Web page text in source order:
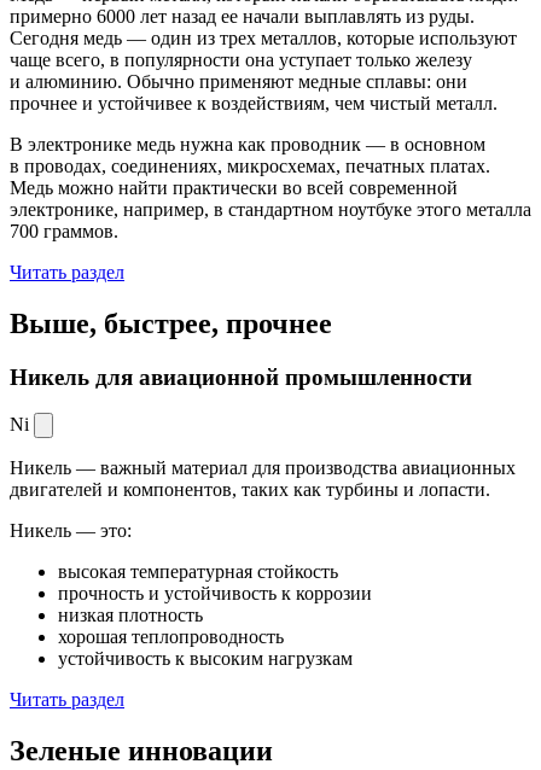
примерно 6000 лет назад ее начали выплавлять из руды.
Сегодня медь — один из трех металлов, которые используют
чаще всего, в популярности она уступает только железу
и алюминию. Обычно применяют медные сплавы: они
прочнее и устойчивее к воздействиям, чем чистый металл.
В электронике медь нужна как проводник — в основном
в проводах, соединениях, микросхемах, печатных платах.
Медь можно найти практически во всей современной
электронике, например, в стандартном ноутбуке этого металла
700 граммов.
Читать раздел
Выше, быстрее, прочнее
Никель для авиационной промышленности
Ni
Никель — важный материал для производства авиационных
двигателей и компонентов, таких как турбины и лопасти.
Никель — это:
высокая температурная стойкость
прочность и устойчивость к коррозии
низкая плотность
хорошая теплопроводность
устойчивость к высоким нагрузкам
Читать раздел
Зеленые инновации